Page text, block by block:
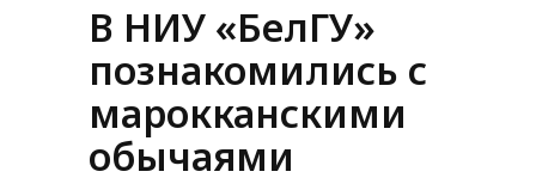
В НИУ «БелГУ»
познакомились с
марокканскими
обычаями